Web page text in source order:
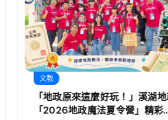
文教
「地政原來這麼好玩！」溪湖
「2026地政魔法夏令營」精彩